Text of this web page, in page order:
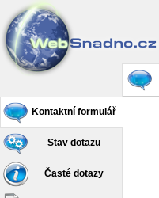
Kontaktní formulář
Stav dotazu
Časté dotazy